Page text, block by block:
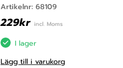
Artikelnr: 68109
229kr incl. Moms
I lager
Lägg till i varukorg